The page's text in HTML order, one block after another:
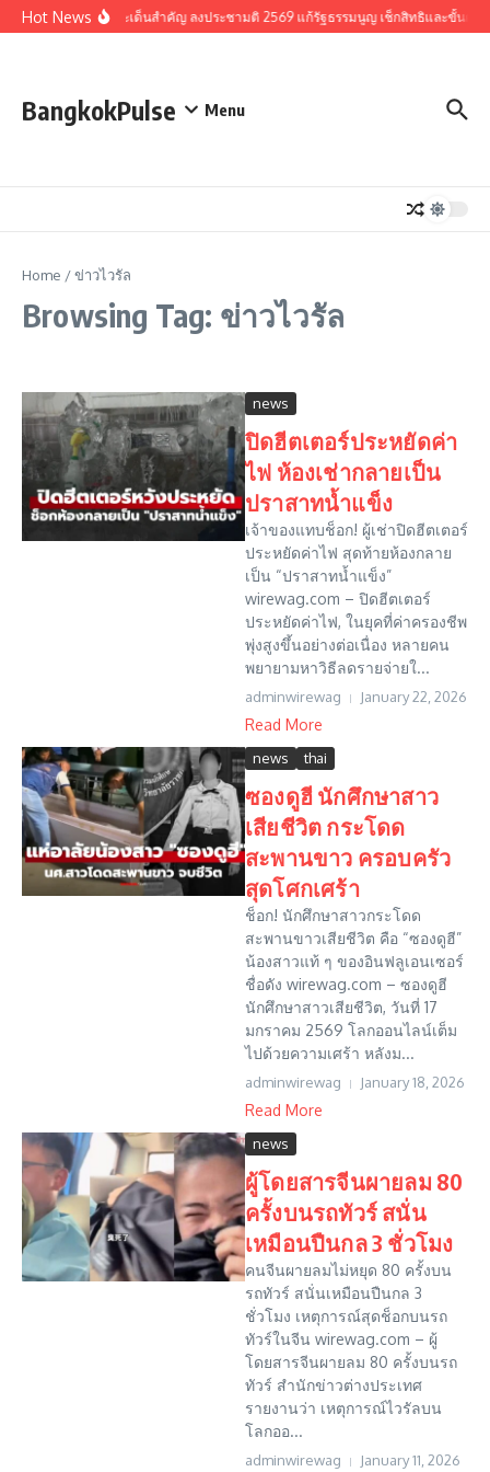
Skip to content
Hot Newsรวมประเด็นสำคัญ ลงประชามติ 2569 แก้รัฐธรรมนูญ เช็กสิทธิและขั้นตอน
BangkokPulse Menu
Home /ข่าวไวรัล
Browsing Tag: ข่าวไวรัล
news
ปิดฮีตเตอร์ประหยัดค่า
ไฟ ห้องเช่ากลายเป็น
ปราสาทน้ำแข็ง
เจ้าของแทบช็อก! ผู้เช่าปิดฮีตเตอร์
ประหยัดค่าไฟ สุดท้ายห้องกลาย
เป็น “ปราสาทน้ำแข็ง”
wirewag.com – ปิดฮีตเตอร์
ประหยัดค่าไฟ, ในยุคที่ค่าครองชีพ
พุ่งสูงขึ้นอย่างต่อเนื่อง หลายคน
พยายามหาวิธีลดรายจ่ายใ...
adminwirewag January 22, 2026
Read More
news thai
ซองดูฮี นักศึกษาสาว
เสียชีวิต กระโดด
สะพานขาว ครอบครัว
สุดโศกเศร้า
ช็อก! นักศึกษาสาวกระโดด
สะพานขาวเสียชีวิต คือ “ซองดูฮี”
น้องสาวแท้ ๆ ของอินฟลูเอนเซอร์
ชื่อดัง wirewag.com – ซองดูฮี
นักศึกษาสาวเสียชีวิต, วันที่ 17
มกราคม 2569 โลกออนไลน์เต็ม
ไปด้วยความเศร้า หลังม...
adminwirewag January 18, 2026
Read More
news
ผู้โดยสารจีนผายลม 80
ครั้งบนรถทัวร์ สนั่น
เหมือนปืนกล 3 ชั่วโมง
คนจีนผายลมไม่หยุด 80 ครั้งบน
รถทัวร์ สนั่นเหมือนปืนกล 3
ชั่วโมง เหตุการณ์สุดช็อกบนรถ
ทัวร์ในจีน wirewag.com – ผู้
โดยสารจีนผายลม 80 ครั้งบนรถ
ทัวร์ สำนักข่าวต่างประเทศ
รายงานว่า เหตุการณ์ไวรัลบน
โลกออ...
adminwirewag January 11, 2026